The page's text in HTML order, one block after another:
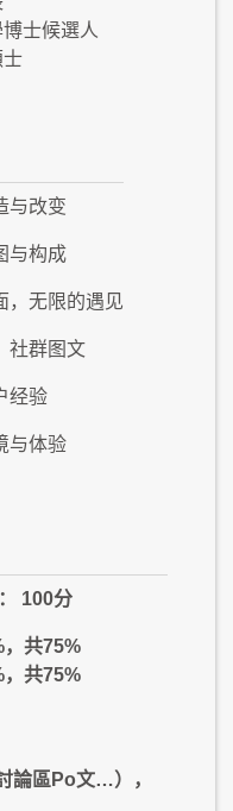
士候選人
与改变
与构成
，无限的遇见
社群图文
经验
与体验
100分
共75%
共75%
論區Po文…），